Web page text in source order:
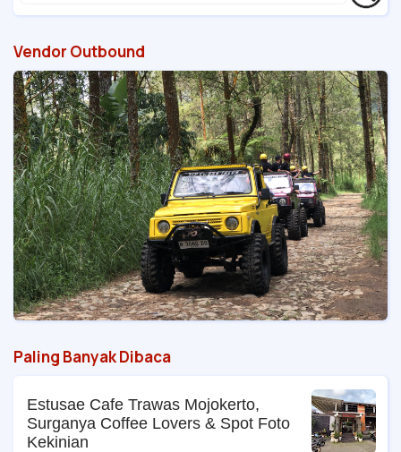
Vendor Outbound
Paling Banyak Dibaca
Estusae Cafe Trawas Mojokerto,
Surganya Coffee Lovers & Spot Foto
Kekinian